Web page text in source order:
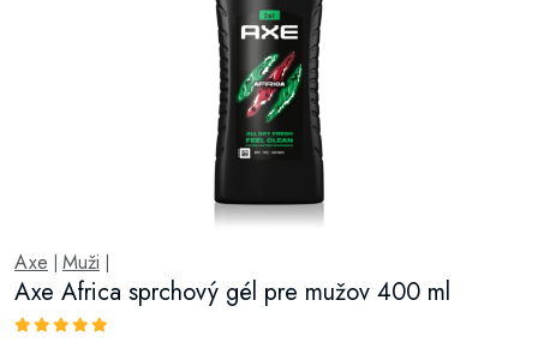
Axe Muži
Axe Africa sprchový gél pre mužov 400 ml